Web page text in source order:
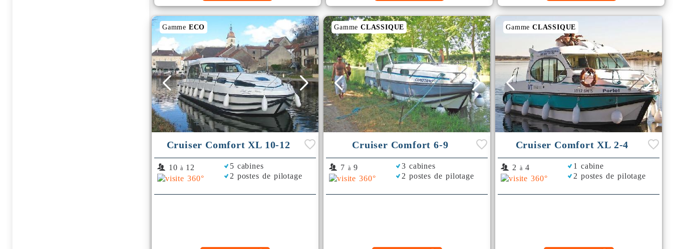
Gamme ECO
Cruiser Comfort XL 10-12
10 à 12
5 cabines
2 postes de pilotage
Gamme CLASSIQUE
Cruiser Comfort 6-9
7 à 9
3 cabines
2 postes de pilotage
GammeCLASSIQUE
Cruiser Comfort XL 2-4
2 à 4
1 cabine
2 postes de pilotage